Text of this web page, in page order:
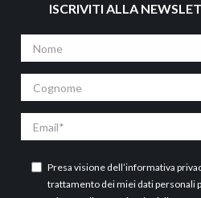
ISCRIVITI ALLA
Nome
Cognome
Email
Presa visione dell’informativa
trattamento dei miei dati personali